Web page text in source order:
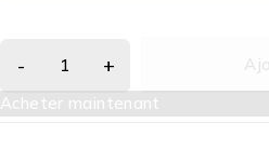
Acheter maintenant